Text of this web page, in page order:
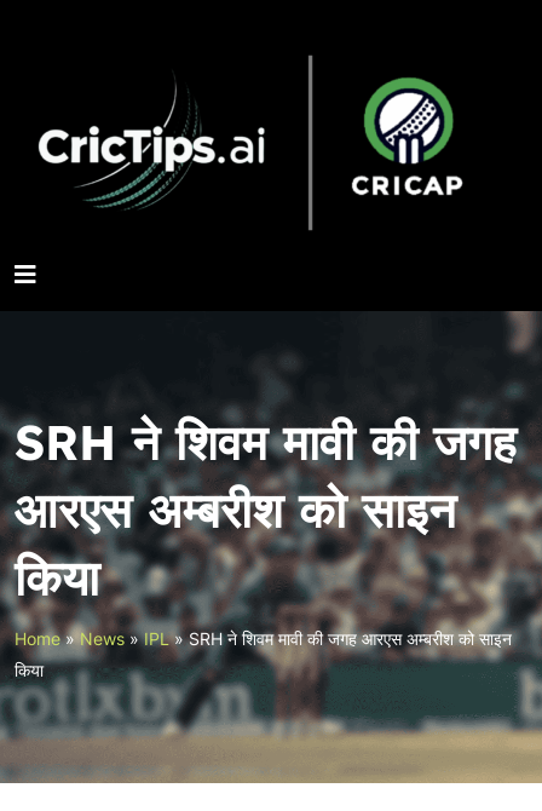
SRH ने शिवम मावी की जगह
आरएस अम्बरीश को साइन
किया
Home»News»IPL»SRH ने शिवम मावी की जगह आरएस अम्बरीश को साइन
किया